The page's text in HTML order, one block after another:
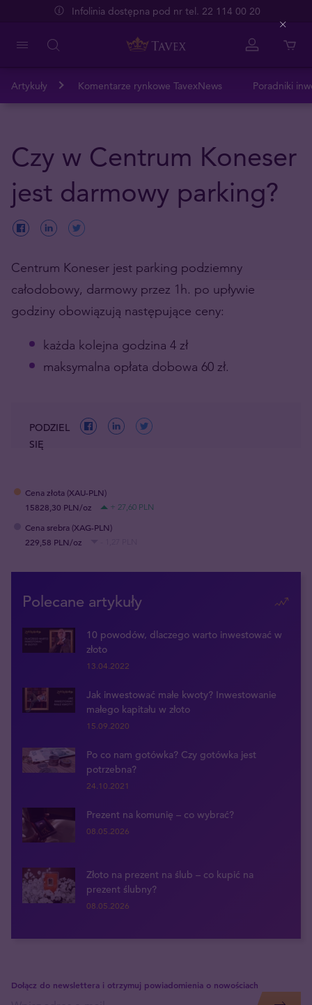
Infolinia dostępna pod nr tel. 22 114 00 20
Artykuły Komentarze rynkowe TavexNews Poradniki
Czy w Centrum Koneser
jest darmowy parking?
Centrum Koneser jest parking podziemny
całodobowy, darmowy przez 1h. po upływie
godziny obowiązują następujące ceny:
każda kolejna godzina 4 zł
maksymalna opłata dobowa 60 zł.
PODZIEL
SIĘ
Cena złota (XAU-PLN)
15828,30 PLN/oz
+ 27,60 PLN
Cena srebra (XAG-PLN)
229,58 PLN/oz
Polecane artykuły
10 powodów, dlaczego warto inwestować w
złoto
13.04.2022
Jak inwestować małe kwoty? Inwestowanie
małego kapitału w złoto
15.09.2020
Po co nam gotówka? Czy gotówka jest
potrzebna?
24.10.2021
Prezent na komunię – co wybrać?
08.05.2026
Złoto na prezent na ślub – co kupić na
prezent ślubny?
08.05.2026
Dołącz do newslettera i otrzymuj powiadomienia o nowościach
Close